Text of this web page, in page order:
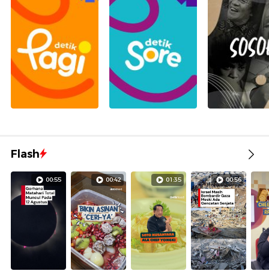
Flash
00:55 00:42 01:35 00:56